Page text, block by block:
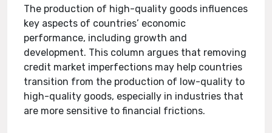
The production of high-quality goods influences
key aspects of countries’ economic
performance, including growth and
development. This column argues that removing
credit market imperfections may help countries
transition from the production of low-quality to
high-quality goods, especially in industries that
are more sensitive to financial frictions.